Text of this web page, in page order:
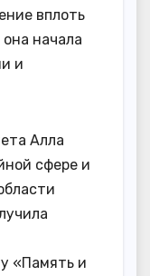
вплоть
начала
и
Алла
сфере и
«Память и